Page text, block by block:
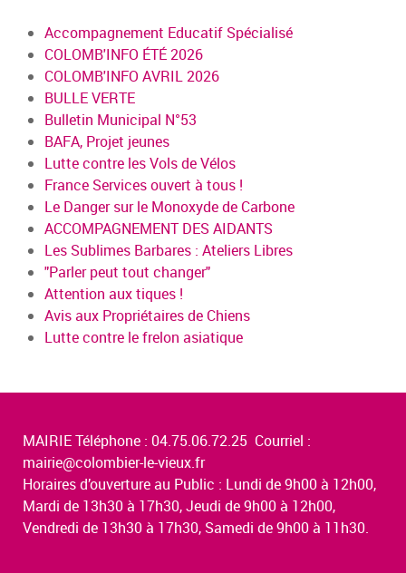
Accompagnement Educatif Spécialisé
COLOMB'INFO ÉTÉ 2026
COLOMB'INFO AVRIL 2026
BULLE VERTE
Bulletin Municipal N°53
BAFA, Projet jeunes
Lutte contre les Vols de Vélos
France Services ouvert à tous !
Le Danger sur le Monoxyde de Carbone
ACCOMPAGNEMENT DES AIDANTS
Les Sublimes Barbares : Ateliers Libres
"Parler peut tout changer"
Attention aux tiques !
Avis aux Propriétaires de Chiens
Lutte contre le frelon asiatique
MAIRIE Téléphone : 04.75.06.72.25 Courriel :
mairie@colombier-le-vieux.fr
Horaires d’ouverture au Public : Lundi de 9h00 à 12h00,
Mardi de 13h30 à 17h30, Jeudi de 9h00 à 12h00,
Vendredi de 13h30 à 17h30, Samedi de 9h00 à 11h30.